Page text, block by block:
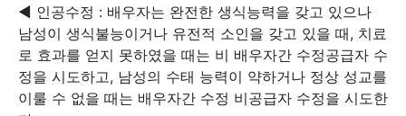
◀ 인공수정 : 배우자는 완전한 생식능력을 갖고 있으나
남성이 생식불능이거나 유전적 소인을 갖고 있을 때, 치료
로 효과를 얻지 못하였을 때는 비 배우자간 수정공급자 수
정을 시도하고, 남성의 수태 능력이 약하거나 정상 성교를
이룰 수 없을 때는 배우자간 수정 비공급자 수정을 시도한